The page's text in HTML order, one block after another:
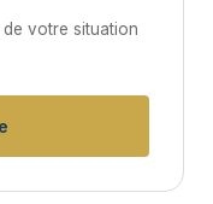
votre situation